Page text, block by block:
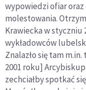
wypowiedzi ofiar oraz
molestowania.
Krawiecka w styczniu
wykładowców
Znalazło się tam
2001 roku]
zechciałby spotkać